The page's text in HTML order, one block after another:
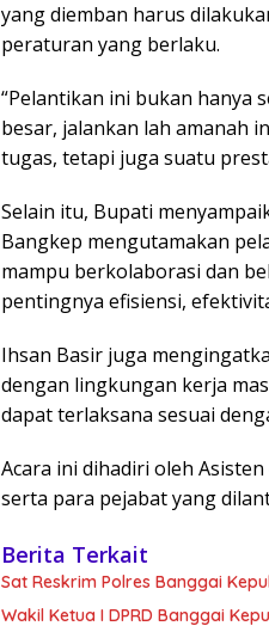
yang diemban harus
peraturan yang berlaku.
“Pelantikan ini bukan hanya
besar, jalankan lah amanah
tugas, tetapi juga suatu
Selain itu, Bupati
Bangkep mengutamakan
mampu berkolaborasi dan
pentingnya efisiensi,
Ihsan Basir juga
dengan lingkungan kerja
dapat terlaksana sesuai
Acara ini dihadiri oleh
serta para pejabat yang
Berita Terkait
Sat Reskrim Polres Banggai
Wakil Ketua I DPRD Banggai